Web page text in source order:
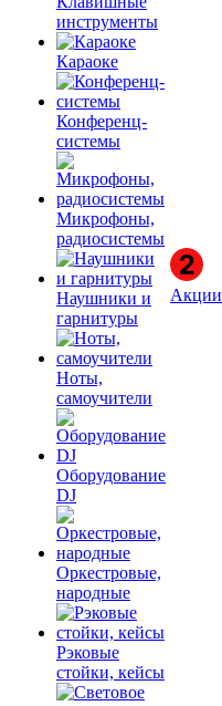
инструменты
Караоке
Конференц-
системы
Микрофоны,
радиосистемы
Наушники и
гарнитуры
Ноты,
самоучители
Оборудование
DJ
Оркестровые,
народные
Рэковые
стойки, кейсы
Акции